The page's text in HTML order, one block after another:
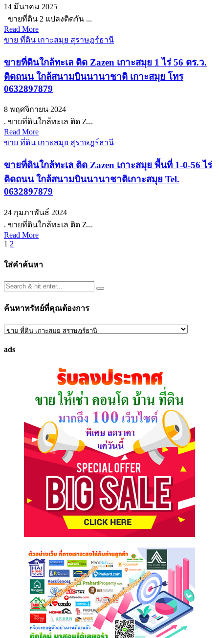
14 มีนาคม 2025
ขายที่ดิน 2 แปลงติดกัน ...
Read More
ขาย ที่ดิน เกาะสมุย สุราษฎร์ธานี
ขายที่ดินใกล้ทะเล ติด Zazen เกาะสมุย 1 ไร่ 56 ตร.ว.
ติดถนน ใกล้สนามบินนานาชาติ เกาะสมุย โทร
0632897879
8 พฤศจิกายน 2024
. ขายที่ดินใกล้ทะเล ติด Z...
Read More
ขาย ที่ดิน เกาะสมุย สุราษฎร์ธานี
ขายที่ดินใกล้ทะเล ติด Zazen เกาะสมุย พื้นที่ 1-0-56 ไร่
ติดถนน ใกล้สนามบินนานาชาติเกาะสมุย Tel.
0632897879
24 กุมภาพันธ์ 2024
. ขายที่ดินใกล้ทะเล ติด Z...
Read More
Posts
pagination
1 2
ใส่คำค้นหา
ค้นหาทรัพย์ที่คุณต้องการ
ค้นหา
ที่
ads